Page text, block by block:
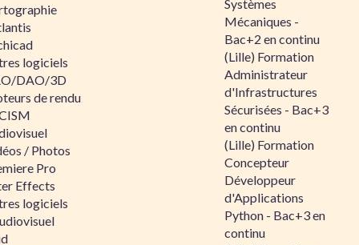
logiciels
DAO/3D
de rendu
/ Photos
Pro
Effects
logiciels
Systèmes
Mécaniques -
Bac+2 en continu
(Lille) Formation
Administrateur
d'Infrastructures
Sécurisées - Bac+3
en continu
(Lille) Formation
Concepteur
Développeur
d'Applications
Python - Bac+3 en
continu